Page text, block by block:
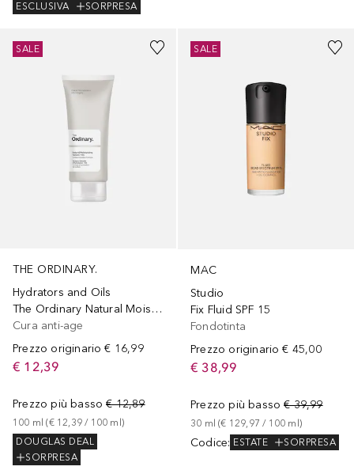
ESCLUSIVA
SORPRESA
THE ORDINARY.
Hydrators and Oils
The Ordinary Natural Moisturising Factors + HA
Cura anti-age
Prezzo originario € 16,99
€ 12,39
Prezzo più basso € 12,89
100 ml (€ 12,39 / 100 ml )
DOUGLAS DEAL
SORPRESA
SALE
MAC
Studio
Fix Fluid SPF 15
Fondotinta
Prezzo originario € 45,00
€ 38,99
Prezzo più basso € 39,99
30 ml (€ 129,97 / 100 ml )
Codice: ESTATE SORPRESA
SALE